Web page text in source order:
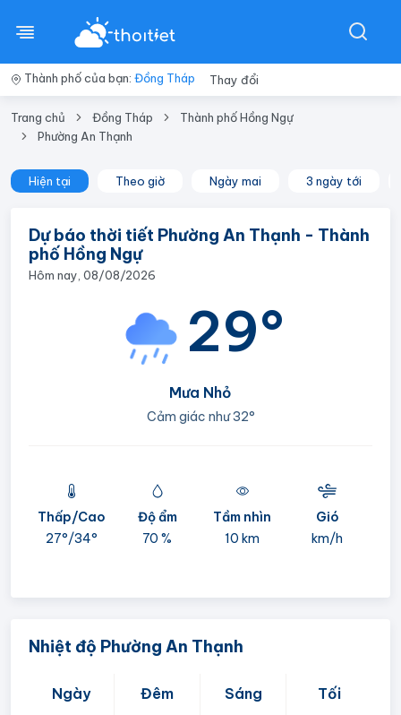
Thành phố của bạn: Đồng Tháp Thay đổi
Trang chủ Đồng Tháp
Thành phố Hồng Ngự
Phường An Thạnh
Hiện tại Theo giờ Ngày mai 3 ngày tới
Dự báo thời tiết Phường An Thạnh - Thành
phố Hồng Ngự
Hôm nay, 08/08/2026
29°
Mưa Nhỏ
Cảm giác như32°
Thấp/Cao
27°/34°
Độ ẩm
70 %
Tầm nhìn
10 km
Gió
km/h
Nhiệt độ Phường An Thạnh
Ngày Đêm Sáng Tối